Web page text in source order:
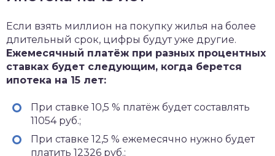
Если взять миллион на покупку жилья на более
длительный срок, цифры будут уже другие.
Ежемесячный платёж при разных процентных
ставках будет следующим, когда берется
ипотека на 15 лет:
При ставке 10,5 % платёж будет составлять
11054 руб.;
При ставке 12,5 % ежемесячно нужно будет
платить 12326 руб.;